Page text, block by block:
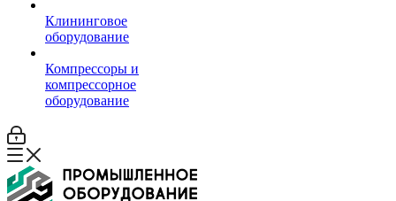
Клининговое
оборудование
Компрессоры и
компрессорное
оборудование